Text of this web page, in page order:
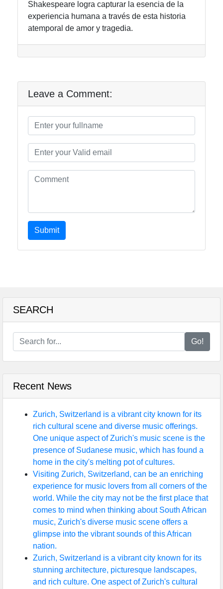
Shakespeare logra capturar la esencia de la
experiencia humana a través de esta historia
atemporal de amor y tragedia.
Leave a Comment:
Submit
SEARCH
Go!
Recent News
Zurich, Switzerland is a vibrant city known for its
rich cultural scene and diverse music offerings.
One unique aspect of Zurich's music scene is the
presence of Sudanese music, which has found a
home in the city's melting pot of cultures.
Visiting Zurich, Switzerland, can be an enriching
experience for music lovers from all corners of the
world. While the city may not be the first place that
comes to mind when thinking about South African
music, Zurich's diverse music scene offers a
glimpse into the vibrant sounds of this African
nation.
Zurich, Switzerland is a vibrant city known for its
stunning architecture, picturesque landscapes,
and rich culture. One aspect of Zurich's cultural